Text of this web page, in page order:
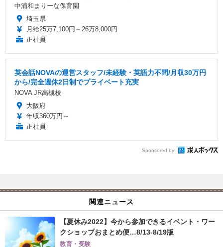
中浦和まりーな保育園
埼玉県
月給25万7,100円～26万8,000円
正社員
英会話NOVAの運営スタッフ/未経験・英語力不問/月収30万円
から/完全週休2日制でプライベート充実
NOVA JR高槻校
大阪府
年収360万円～
正社員
Sponsored by
関連ニュース
【夏休み2022】今から参加できるイベント・ワー
クショップおまとめ便…8/13-8/19版
教育・受験